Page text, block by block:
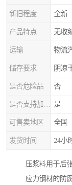
新旧程度 全新
产品特点 无收
运输 物流
储存要求 阴凉
是否危险品 否
是
可售卖地区 全国
发货时间 24小
压浆料用于后
应力钢材的防